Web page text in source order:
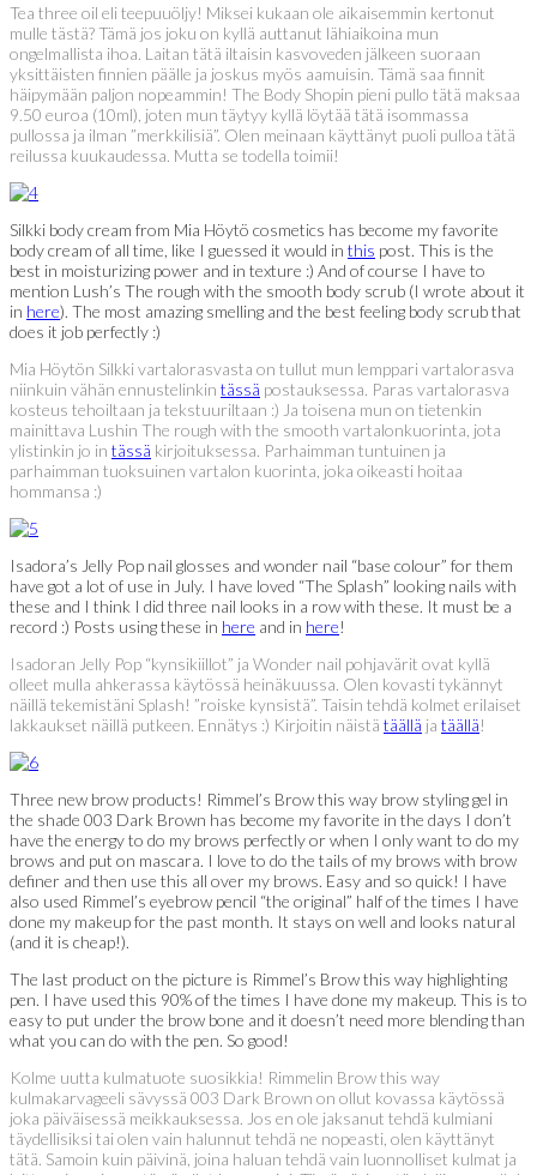
Tea three oil eli teepuuöljy! Miksei kukaan ole aikaisemmin kertonut
mulle tästä? Tämä jos joku on kyllä auttanut lähiaikoina mun
ongelmallista ihoa. Laitan tätä iltaisin kasvoveden jälkeen suoraan
yksittäisten finnien päälle ja joskus myös aamuisin. Tämä saa finnit
häipymään paljon nopeammin! The Body Shopin pieni pullo tätä maksaa
9.50 euroa (10ml), joten mun täytyy kyllä löytää tätä isommassa
pullossa ja ilman ”merkkilisiä”. Olen meinaan käyttänyt puoli pulloa tätä
reilussa kuukaudessa. Mutta se todella toimii!
Silkki body cream from Mia Höytö cosmetics has become my favorite
body cream of all time, like I guessed it would in this post. This is the
best in moisturizing power and in texture :) And of course I have to
mention Lush’s The rough with the smooth body scrub (I wrote about it
in here). The most amazing smelling and the best feeling body scrub that
does it job perfectly :)
Mia Höytön Silkki vartalorasvasta on tullut mun lemppari vartalorasva
niinkuin vähän ennustelinkin tässä postauksessa. Paras vartalorasva
kosteus tehoiltaan ja tekstuuriltaan :) Ja toisena mun on tietenkin
mainittava Lushin The rough with the smooth vartalonkuorinta, jota
ylistinkin jo in tässä kirjoituksessa. Parhaimman tuntuinen ja
parhaimman tuoksuinen vartalon kuorinta, joka oikeasti hoitaa
hommansa :)
Isadora’s Jelly Pop nail glosses and wonder nail “base colour” for them
have got a lot of use in July. I have loved “The Splash” looking nails with
these and I think I did three nail looks in a row with these. It must be a
record :) Posts using these in here and in here!
Isadoran Jelly Pop “kynsikiillot” ja Wonder nail pohjavärit ovat kyllä
olleet mulla ahkerassa käytössä heinäkuussa. Olen kovasti tykännyt
näillä tekemistäni Splash! ”roiske kynsistä”. Taisin tehdä kolmet erilaiset
lakkaukset näillä putkeen. Ennätys :) Kirjoitin näistä täällä ja täällä!
Three new brow products! Rimmel’s Brow this way brow styling gel in
the shade 003 Dark Brown has become my favorite in the days I don’t
have the energy to do my brows perfectly or when I only want to do my
brows and put on mascara. I love to do the tails of my brows with brow
definer and then use this all over my brows. Easy and so quick! I have
also used Rimmel’s eyebrow pencil “the original” half of the times I have
done my makeup for the past month. It stays on well and looks natural
(and it is cheap!).
The last product on the picture is Rimmel’s Brow this way highlighting
pen. I have used this 90% of the times I have done my makeup. This is to
easy to put under the brow bone and it doesn’t need more blending than
what you can do with the pen. So good!
Kolme uutta kulmatuote suosikkia! Rimmelin Brow this way
kulmakarvageeli sävyssä 003 Dark Brown on ollut kovassa käytössä
joka päiväisessä meikkauksessa. Jos en ole jaksanut tehdä kulmiani
täydellisiksi tai olen vain halunnut tehdä ne nopeasti, olen käyttänyt
tätä. Samoin kuin päivinä, joina haluan tehdä vain luonnolliset kulmat ja